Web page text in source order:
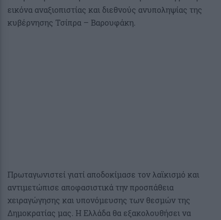
εικόνα αναξιοπιστίας και διεθνούς ανυποληψίας της
κυβέρνησης Τσίπρα – Βαρουφάκη.
Πρωταγωνιστεί γιατί αποδοκίμασε τον λαϊκισμό και
αντιμετώπισε αποφασιστικά την προσπάθεια
χειραγώγησης και υπονόμευσης των θεσμών της
Δημοκρατίας μας. Η Ελλάδα θα εξακολουθήσει να